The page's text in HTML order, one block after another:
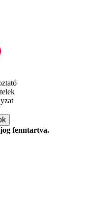
fenntartva.